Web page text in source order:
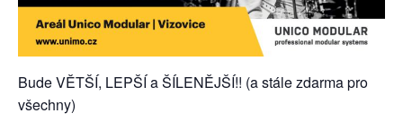
Bude VĚTŠÍ, LEPŠÍ a ŠÍLENĚJŠÍ!! (a stále zdarma pro
všechny)